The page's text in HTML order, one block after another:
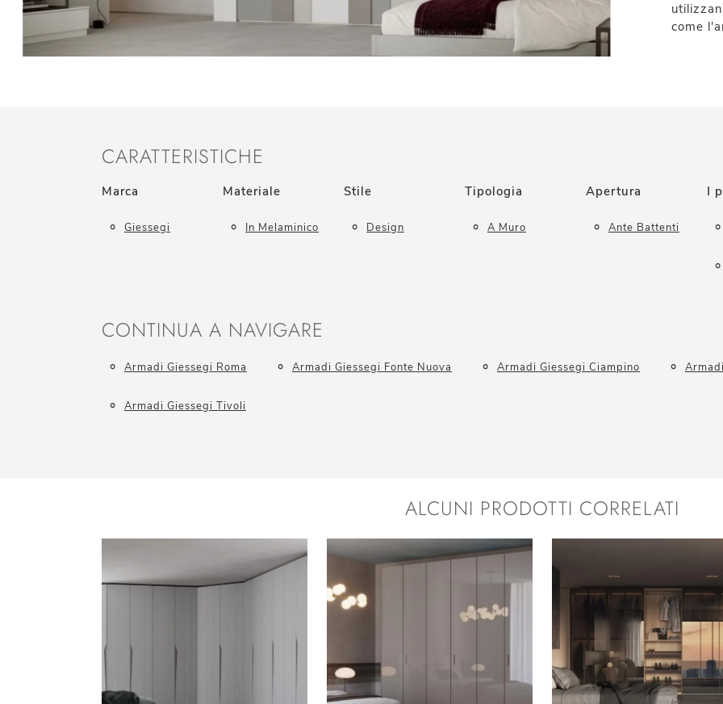
come
CARATTERISTICHE
Marca
Giessegi
Materiale
In Melaminico
Stile
Design
Tipologia
A Muro
Apertura
Ante Battenti
I
CONTINUA A NAVIGARE
Armadi Giessegi Roma Armadi Giessegi Fonte Nuova Armadi Giessegi Ciampino
Armadi Giessegi Tivoli
ALCUNI PRODOTTI CORRELATI